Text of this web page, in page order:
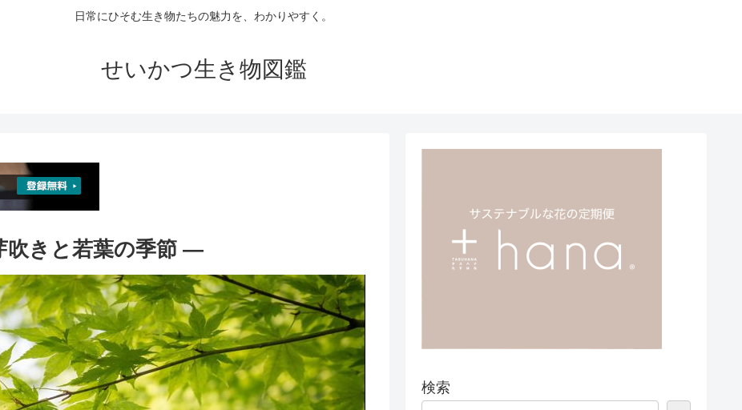
日常にひそむ生き物たちの魅力を、わかりやすく。
せいかつ生き物図鑑
吹きと若葉の季節 ―
検索